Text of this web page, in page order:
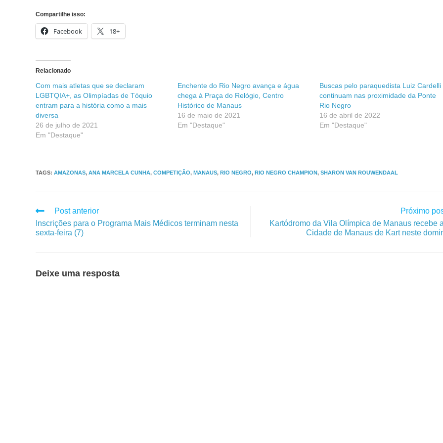
Compartilhe isso:
Facebook 18+
Relacionado
Com mais atletas que se declaram
LGBTQIA+, as Olimpíadas de Tóquio
entram para a história como a mais
diversa
26 de julho de 2021
Em "Destaque"
Enchente do Rio Negro avança e água
chega à Praça do Relógio, Centro
Histórico de Manaus
16 de maio de 2021
Em "Destaque"
Buscas pelo paraquedista Luiz Cardelli
continuam nas proximidade da Ponte
Rio Negro
16 de abril de 2022
Em "Destaque"
TAGS: AMAZONAS, ANA MARCELA CUNHA, COMPETIÇÃO, MANAUS, RIO NEGRO, RIO NEGRO CHAMPION, SHARON VAN ROUWENDAAL
Post anterior
Inscrições para o Programa Mais Médicos terminam nesta
sexta-feira (7)
Próximo
Kartódromo da Vila Olímpica de Manaus recebe
Cidade de Manaus de Kart neste
Deixe uma resposta